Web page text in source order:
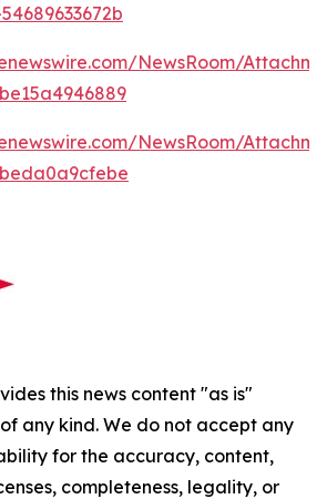
NewsRoom/
NewsRoom/
this news content "as is"
any kind. We do not accept any
for the accuracy, content,
completeness, legality, or